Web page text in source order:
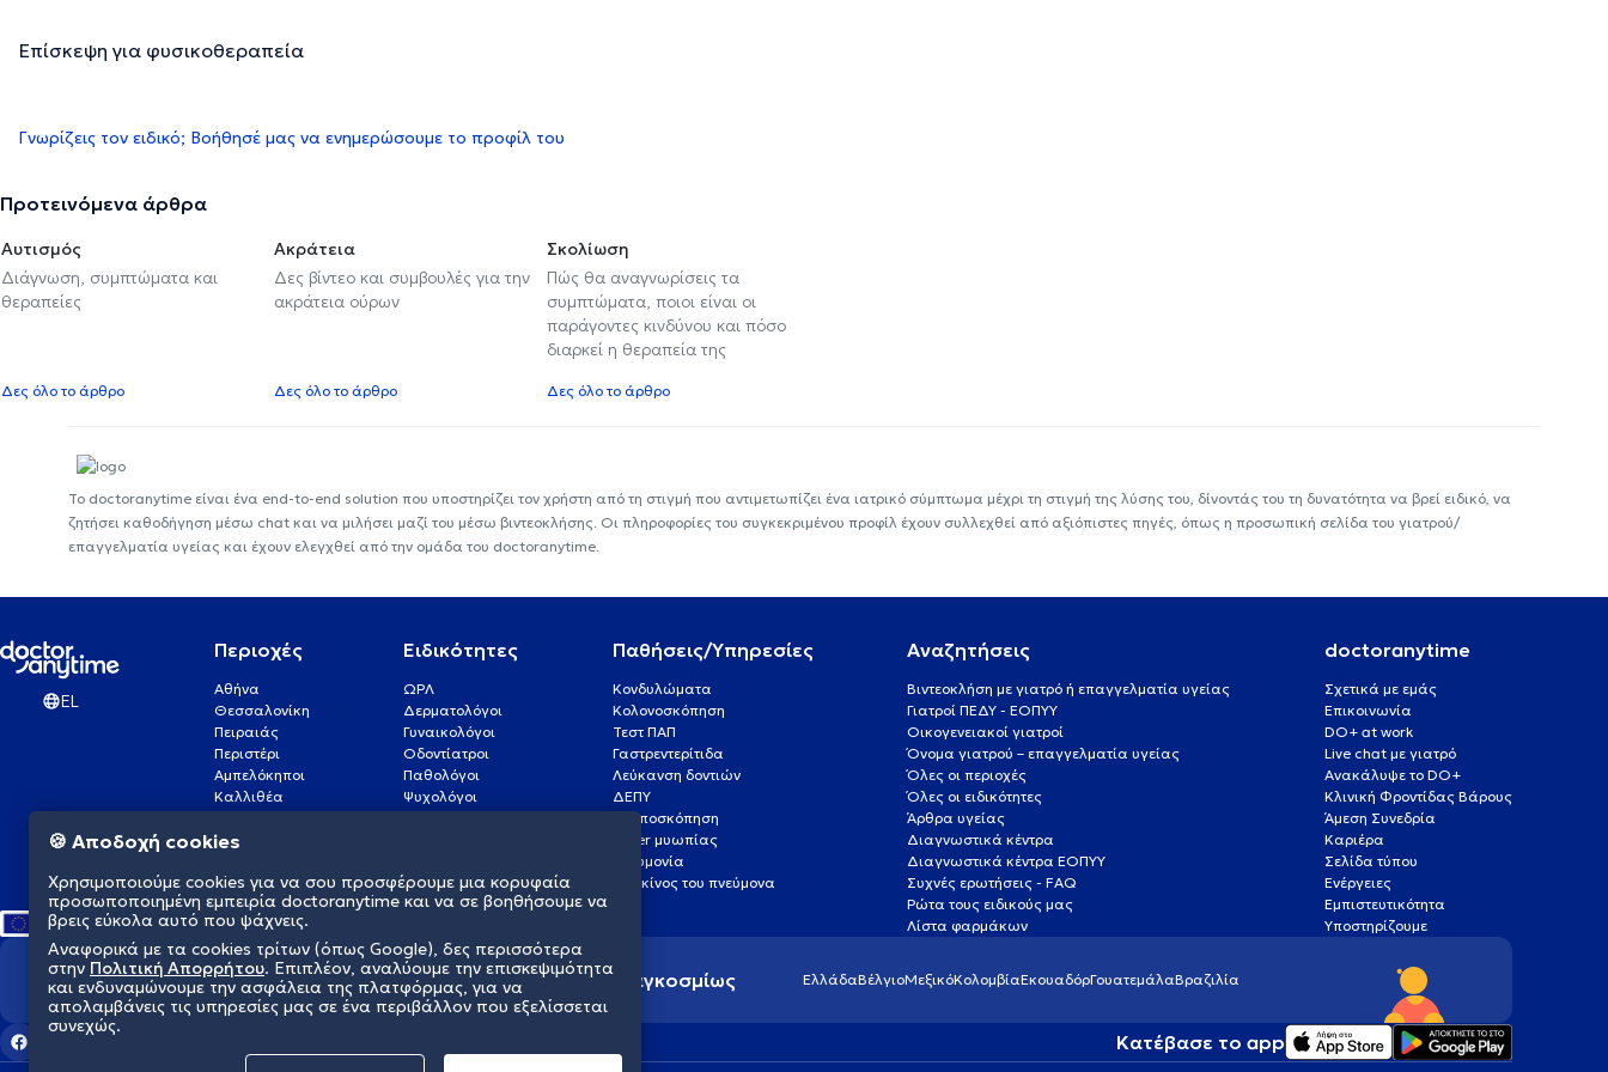
Επίσκεψη για φυσικοθεραπεία
Γνωρίζεις τον ειδικό; Βοήθησέ μας να ενημερώσουμε το προφίλ του
Προτεινόμενα άρθρα
Αυτισμός
Διάγνωση, συμπτώματα και
θεραπείες
Δες όλο το άρθρο
Ακράτεια
Δες βίντεο και συμβουλές για την
ακράτεια ούρων
Δες όλο το άρθρο
Σκολίωση
Πώς θα αναγνωρίσεις τα
συμπτώματα, ποιοι είναι οι
παράγοντες κινδύνου και πόσο
διαρκεί η θεραπεία της
Δες όλο το άρθρο
Το doctoranytime είναι ένα end-to-end solution που υποστηρίζει τον χρήστη από τη στιγμή που αντιμετωπίζει ένα ιατρικό σύμπτωμα μέχρι τη στιγμή της λύσης του, δίνοντάς του τη δυνατότητα να βρεί ειδικό, να
ζητήσει καθοδήγηση μέσω chat και να μιλήσει μαζί του μέσω βιντεοκλήσης. Οι πληροφορίες του συγκεκριμένου προφίλ έχουν συλλεχθεί από αξιόπιστες πηγές, όπως η προσωπική σελίδα του γιατρού/
επαγγελματία υγείας και έχουν ελεγχθεί από την ομάδα του doctoranytime.
EL
Περιοχές
Αθήνα
Θεσσαλονίκη
Πειραιάς
Περιστέρι
Αμπελόκηποι
Καλλιθέα
Γλυφάδα
Νέα Σμύρνη
Ειδικότητες
ΩΡΛ
Δερματολόγοι
Γυναικολόγοι
Οδοντίατροι
Παθολόγοι
Ψυχολόγοι
Καρδιολόγοι
Παθήσεις/Υπηρεσίες
Κονδυλώματα
Κολονοσκόπηση
Τεστ ΠΑΠ
Γαστρεντερίτιδα
Λεύκανση δοντιών
ΔΕΠΥ
Κολποσκόπηση
Laser μυωπίας
Πνευμονία
Καρκίνος του πνεύμονα
Αναζητήσεις
Βιντεοκλήση με γιατρό ή επαγγελματία υγείας
Γιατροί ΠΕΔΥ - ΕΟΠΥΥ
Οικογενειακοί γιατροί
Όνομα γιατρού – επαγγελματία υγείας
Όλες οι περιοχές
Όλες οι ειδικότητες
Άρθρα υγείας
Διαγνωστικά κέντρα
Διαγνωστικά κέντρα ΕΟΠΥΥ
Συχνές ερωτήσεις - FAQ
Ρώτα τους ειδικούς μας
Λίστα φαρμάκων
doctoranytime
Σχετικά με εμάς
Επικοινωνία
DO+ at work
Live chat με γιατρό
Ανακάλυψε το DO+
Κλινική Φροντίδας Βάρους
Άμεση Συνεδρία
Καριέρα
Σελίδα τύπου
Ενέργειες
Εμπιστευτικότητα
Υποστηρίζουμε
Διαμορφώνουμε το μέλλον της υγείας παγκοσμίως ΕλλάδαΒέλγιοΜεξικόΚολομβίαΕκουαδόρΓουατεμάλαΒραζιλία
Κατέβασε το app
🍪 Αποδοχή cookies
Χρησιμοποιούμε cookies για να σου προσφέρουμε μια κορυφαία
προσωποποιημένη εμπειρία doctoranytime και να σε βοηθήσουμε να
βρεις εύκολα αυτό που ψάχνεις.
Αναφορικά με τα cookies τρίτων (όπως Google), δες περισσότερα
στην Πολιτική Απορρήτου. Επιπλέον, αναλύουμε την επισκεψιμότητα
και ενδυναμώνουμε την ασφάλεια της πλατφόρμας, για να
απολαμβάνεις τις υπηρεσίες μας σε ένα περιβάλλον που εξελίσσεται
συνεχώς.